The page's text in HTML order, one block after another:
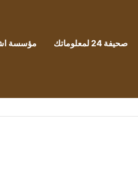
صحيفة 24 لمعلوماتك مؤسسة